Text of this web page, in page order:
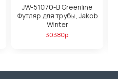
JW-51070-B Greenline
Футляр для трубы, Jakob
Winter
30380р.